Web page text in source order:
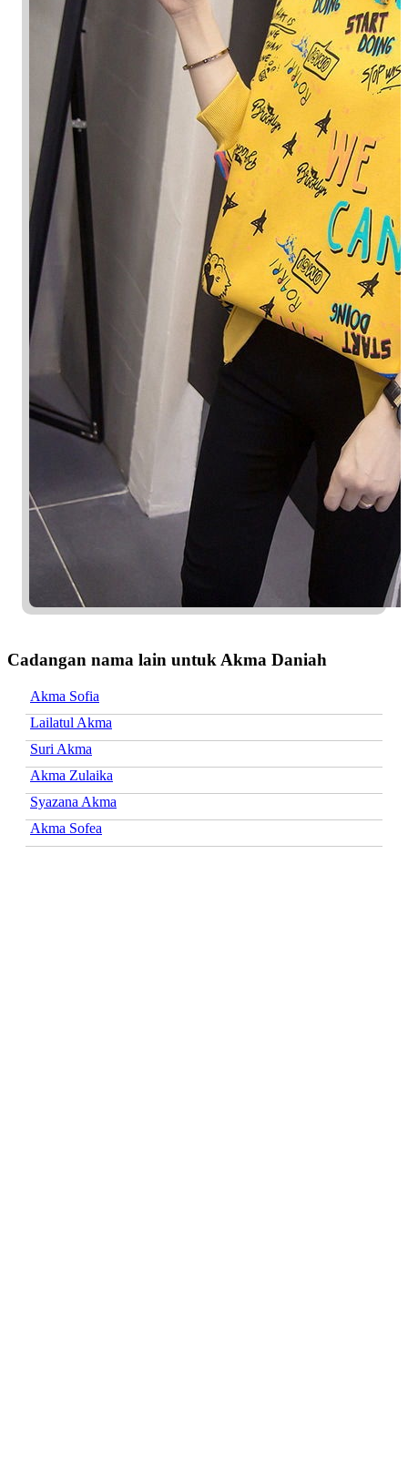
Cadangan nama lain untuk Akma Daniah
Akma Sofia
Lailatul Akma
Suri Akma
Akma Zulaika
Syazana Akma
Akma Sofea